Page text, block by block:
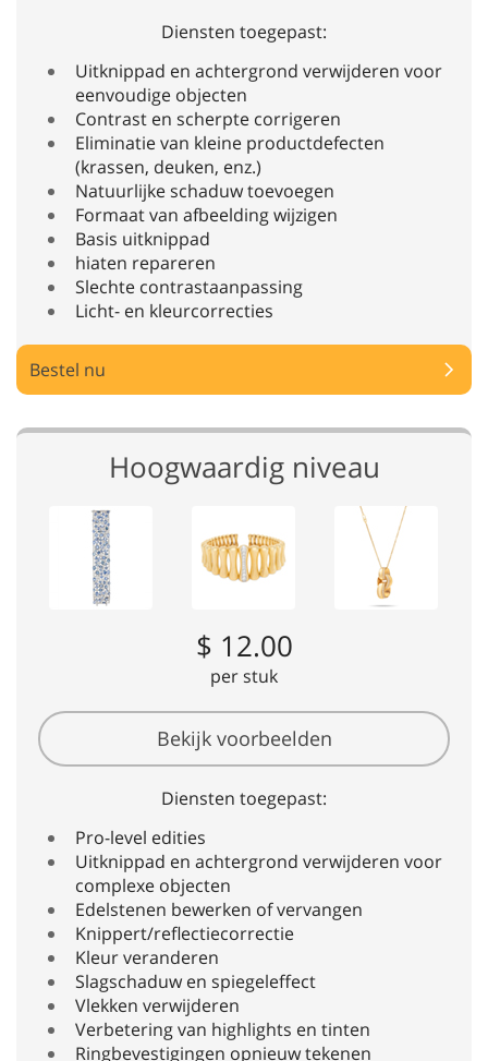
Diensten toegepast:
Uitknippad en achtergrond verwijderen voor
eenvoudige objecten
Contrast en scherpte corrigeren
Eliminatie van kleine productdefecten
(krassen, deuken, enz.)
Natuurlijke schaduw toevoegen
Formaat van afbeelding wijzigen
Basis uitknippad
hiaten repareren
Slechte contrastaanpassing
Licht- en kleurcorrecties
Bestel nu
Hoogwaardig niveau
$ 12.00
per stuk
Bekijk voorbeelden
Diensten toegepast:
Pro-level edities
Uitknippad en achtergrond verwijderen voor
complexe objecten
Edelstenen bewerken of vervangen
Knippert/reflectiecorrectie
Kleur veranderen
Slagschaduw en spiegeleffect
Vlekken verwijderen
Verbetering van highlights en tinten
Ringbevestigingen opnieuw tekenen